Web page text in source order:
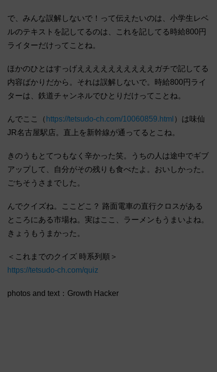
で、みんな誤解しないで！って伝えたいのは、小学生レベ
ルのテキストを記してるのは、これを記してる時給800円
ライターだけってことね。
ほかのひとはすっげええええええええええガチで記してる
内容ばかりだから。それは誤解しないで。時給800円ライ
ターは、鉄道チャンネルでひとりだけってことね。
んでここ（ https://tetsudo-ch.com/10060859.html ）は味仙
JR名古屋駅店。直上を新幹線が通ってるとこね。
きのうもとてつもなく辛かった笑。うちの人は途中でギブ
アップして、自分がその残りも食べたよ。おいしかった。
ごちそうさまでした。
んでクイズね。ここどこ？ 路面電車の直行クロスがある
ところにある市場ね。実はここ、ラーメンもうまいよね。
きょうもうまかった。
＜これまでのクイズ 時系列順＞
https://tetsudo-ch.com/quiz
photos and text：Growth Hacker